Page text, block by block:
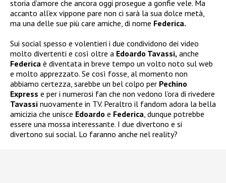
storia d’amore che ancora oggi prosegue a gonfie vele. Ma
accanto all’ex vippone pare non ci sarà la sua dolce metà,
ma una delle sue più care amiche, di nome Federica.
Sui social spesso e volentieri i due condividono dei video
molto divertenti e così oltre a Edoardo Tavassi, anche
Federica è diventata in breve tempo un volto noto sul web
e molto apprezzato. Se così fosse, al momento non
abbiamo certezza, sarebbe un bel colpo per Pechino
Express e per i numerosi fan che non vedono l’ora di rivedere
Tavassi nuovamente in TV. Peraltro il fandom adora la bella
amicizia che unisce Edoardo e Federica , dunque potrebbe
essere una mossa interessante. I due divertono e si
divertono sui social. Lo faranno anche nel reality?